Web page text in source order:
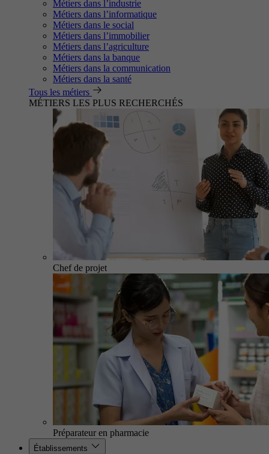
Métiers dans l’industrie
Métiers dans l’informatique
Métiers dans le social
Métiers dans l’immobilier
Métiers dans l’agriculture
Métiers dans la banque
Métiers dans la communication
Métiers dans la santé
Tous les métiers
MÉTIERS LES PLUS RECHERCHÉS
Chef de projet
Préparateur en pharmacie
Établissements